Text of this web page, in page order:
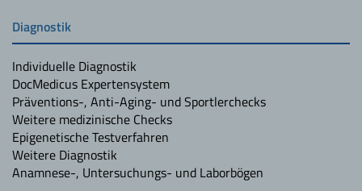
Diagnostik
Individuelle Diagnostik
DocMedicus Expertensystem
Präventions-, Anti-Aging- und Sportlerchecks
Weitere medizinische Checks
Epigenetische Testverfahren
Weitere Diagnostik
Anamnese-, Untersuchungs- und Laborbögen